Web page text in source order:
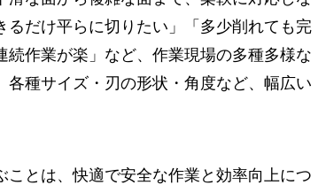
るだけ平らに切りたい」「多少削れても完
続作業が楽」など、作業現場の多種多様な
各種サイズ・刃の形状・角度など、幅広い
ことは、快適で安全な作業と効率向上につ